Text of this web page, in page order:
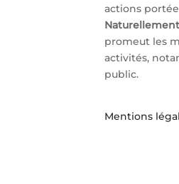
actions
promeut les
activités,
public.
Mentions